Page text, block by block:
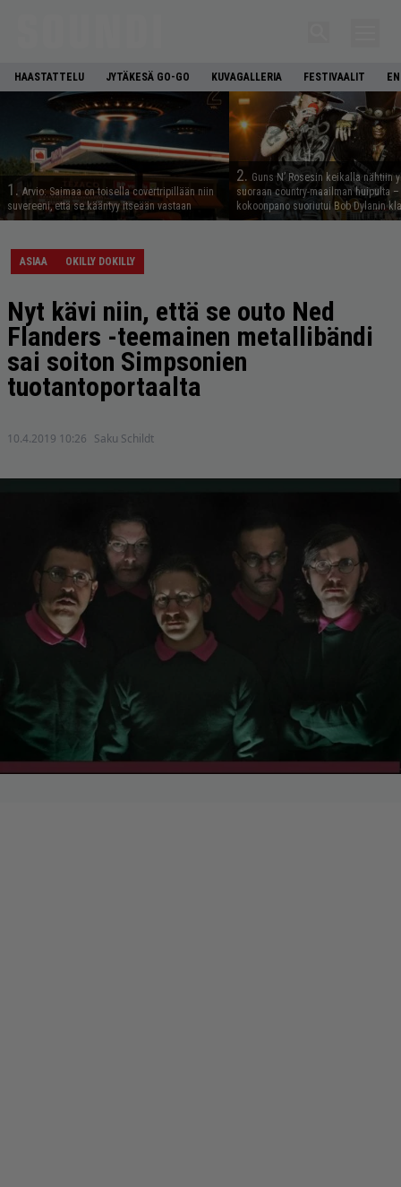
HAASTATTELU JYTÄKESÄ GO-GO KUVAGALLERIA FESTIVAALIT
1. Arvio: Saimaa on toisella covertripillään niin
suvereeni, että se kääntyy itseään vastaan
2. Guns N’ Rosesin keikalla nähtiin
suoraan country-maailman huipulta
kokoonpano suoriutui Bob Dylanin
ASIAA OKILLY DOKILLY
Nyt kävi niin, että se outo Ned
Flanders -teemainen metallibändi
sai soiton Simpsonien
tuotantoportaalta
10.4.2019 10:26 Saku Schildt